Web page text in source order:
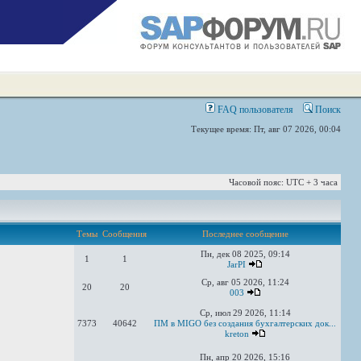
FAQ пользователя Поиск
Текущее время: Пт, авг 07 2026, 00:04
Часовой пояс: UTC + 3 часа
Темы Сообщения Последнее сообщение
1 1
Пн, дек 08 2025, 09:14
JarPI
20 20
Ср, авг 05 2026, 11:24
003
7373 40642
Ср, июл 29 2026, 11:14
ПМ в MIGO без создания бухгалтерских док...
kreton
Пн, апр 20 2026, 15:16